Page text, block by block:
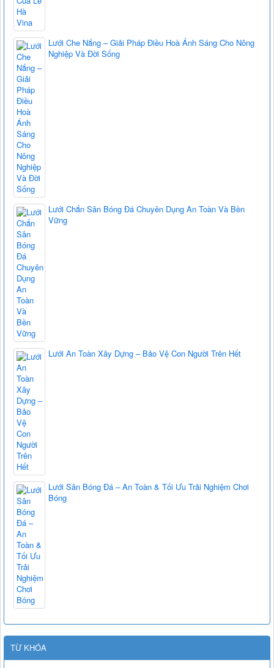
Lưới Che Nắng – Giải Pháp Điều Hoà Ánh Sáng Cho Nông
Nghiệp Và Đời Sống
Lưới Chắn Sân Bóng Đá Chuyên Dụng An Toàn Và Bền
Vững
Lưới An Toàn Xây Dựng – Bảo Vệ Con Người Trên Hết
Lưới Sân Bóng Đá – An Toàn & Tối Ưu Trải Nghiệm Chơi
Bóng
TỪ KHÓA